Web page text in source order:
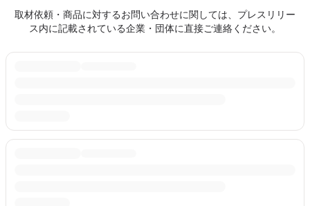
取材依頼・商品に対するお問い合わせに関しては、プレスリリー
ス内に記載されている企業・団体に直接ご連絡ください。